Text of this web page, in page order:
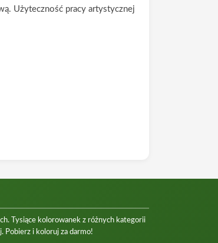
Użyteczność pracy artystycznej
Tysiące kolorowanek z różnych kategorii
Pobierz i koloruj za darmo!